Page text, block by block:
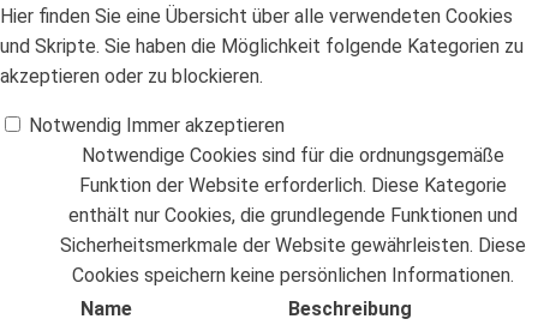
Hier finden Sie eine Übersicht über alle verwendeten Cookies
und Skripte. Sie haben die Möglichkeit folgende Kategorien zu
akzeptieren oder zu blockieren.
Notwendig Immer akzeptieren
Notwendige Cookies sind für die ordnungsgemäße
Funktion der Website erforderlich. Diese Kategorie
enthält nur Cookies, die grundlegende Funktionen und
Sicherheitsmerkmale der Website gewährleisten. Diese
Cookies speichern keine persönlichen Informationen.
Name
Beschreibung